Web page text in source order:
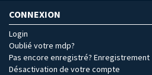
CONNEXION
Login
Oublié votre mdp?
Pas encore enregistré? Enregistrement
Désactivation de votre compte